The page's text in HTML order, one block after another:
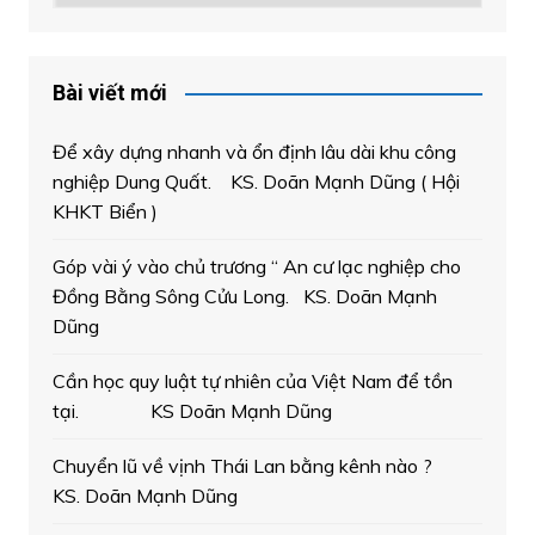
Bài viết mới
Để xây dựng nhanh và ổn định lâu dài khu công
nghiệp Dung Quất. KS. Doãn Mạnh Dũng ( Hội
KHKT Biển )
Góp vài ý vào chủ trương “ An cư lạc nghiệp cho
Đồng Bằng Sông Cửu Long. KS. Doãn Mạnh
Dũng
Cần học quy luật tự nhiên của Việt Nam để tồn
tại. KS Doãn Mạnh Dũng
Chuyển lũ về vịnh Thái Lan bằng kênh nào ?
KS. Doãn Mạnh Dũng